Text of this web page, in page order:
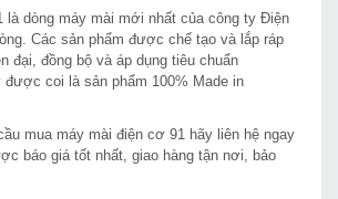
là dòng máy mài mới nhất của công ty Điện
Các sản phẩm được chế tạo và lắp ráp
đại, đồng bộ và áp dụng tiêu chuẩn
được coi là sản phẩm 100% Made in
mua máy mài điện cơ 91 hãy liên hệ ngay
báo giá tốt nhất, giao hàng tận nơi, bảo